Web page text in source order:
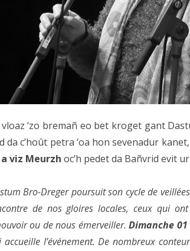
‘zo bremañ eo bet kroget gant
da c’hoût petra ‘oa hon sevenadur
a viz Meurzh oc’h pedet da Bañvrid evit
Bro-Dreger poursuit son cycle de
de nos gloires locales, ceux qui
ou de nous émerveiller.Dimanche
accueille l’événement. De nombreux